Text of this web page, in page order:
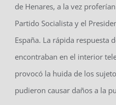
de Henares, a la vez
Partido Socialista y el
España. La rápida respuesta
encontraban en el interior
provocó la huida de los
pudieron causar daños a la